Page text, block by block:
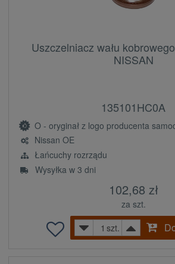
Uszczelniacz wału
NISSAN
135101HC0A
O - oryginał z logo producenta
Nissan OE
Łańcuchy rozrządu
Wysyłka w 3 dni
102,68 zł
za szt.
szt.